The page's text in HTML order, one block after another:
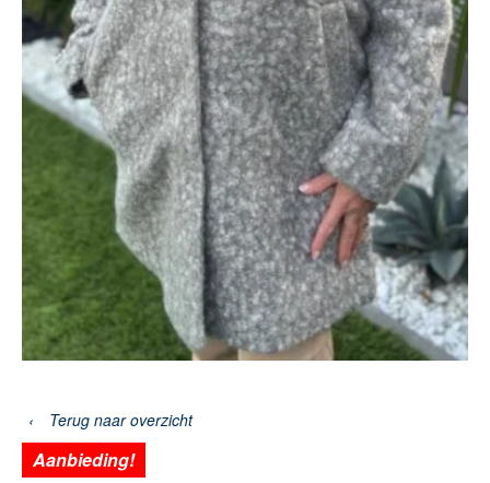
‹ Terug naar overzicht
Aanbieding!